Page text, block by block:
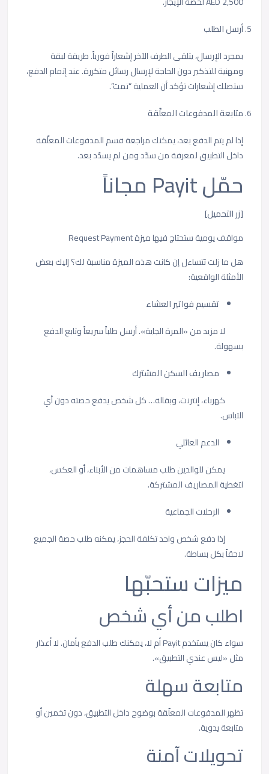
أرسل الطلب
بمجرد الإرسال، يتلقى الطرف الآخر إشعاراً فورياً. طريقة لبقة
ومهنية للتذكير دون الحاجة لإرسال رسائل متكررة. عند إتمام الدفع،
ستصلك إشعارات تؤكد أن العملية “تمت”.
متابعة المدفوعات المعلّقة
إذا لم يتم الدفع بعد، يمكنك مراجعة قسم المدفوعات المعلّقة
داخل التطبيق لمعرفة من سدّد ومن لم يسدّد بعد.
حمّل Payit مجاناً
[زر التحميل]
مواقف يومية ستحتاج فيها ميزة Request Payment
هل ما زلت تتساءل إن كانت هذه الميزة مناسبة لك؟ إليك بعض
الأمثلة الواقعية:
تقسيم فواتير العشاء
لا مزيد من «المرة الجاية». أرسل طلباً سريعاً وتابع الدفع
بسهولة.
مصاريف السكن المشترك
كهرباء، إنترنت، وبقالة… كل شخص يدفع حصته دون أي
التباس.
الدعم العائلي
يمكن للوالدين طلب مساهمات من الأبناء، أو العكس،
لتغطية المصاريف المشتركة.
الرحلات الجماعية
إذا دفع شخص واحد تكلفة الحجز، يمكنه طلب حصة الجميع
لاحقاً بكل بساطة.
ميزات ستحبّها
اطلب من أي شخص
سواء كان يستخدم Payit أم لا، يمكنك طلب الدفع بأمان. لا أعذار
مثل «ليس عندي التطبيق».
متابعة سهلة
تظهر المدفوعات المعلّقة بوضوح داخل التطبيق، دون تخمين أو
متابعة يدوية.
تحويلات آمنة